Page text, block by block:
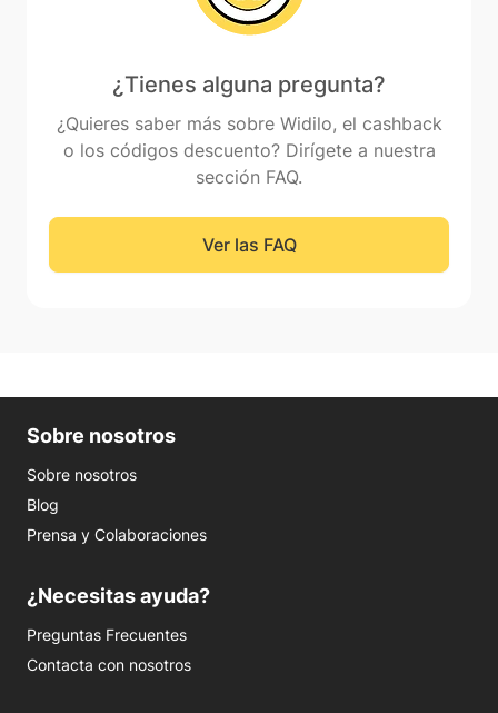
¿Tienes alguna pregunta?
¿Quieres saber más sobre Widilo, el cashback
o los códigos descuento? Dirígete a nuestra
sección FAQ.
Ver las FAQ
Sobre nosotros
Sobre nosotros
Blog
Prensa y Colaboraciones
¿Necesitas ayuda?
Preguntas Frecuentes
Contacta con nosotros